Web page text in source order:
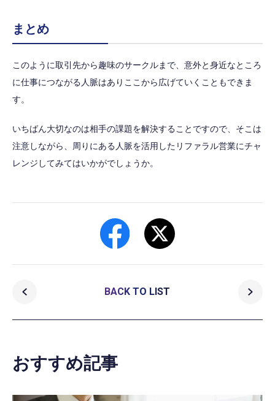
まとめ
このように取引先から趣味のサークルまで、意外と身近なところ
に仕事につながる人脈はありここから広げていくこともできま
す。
いちばん大切なのは相手の課題を解決することですので、そこは
注意しながら、周りにある人脈を活用したリファラル営業にチャ
レンジしてみてはいかがでしょうか。
BACK TO LIST
おすすめ記事